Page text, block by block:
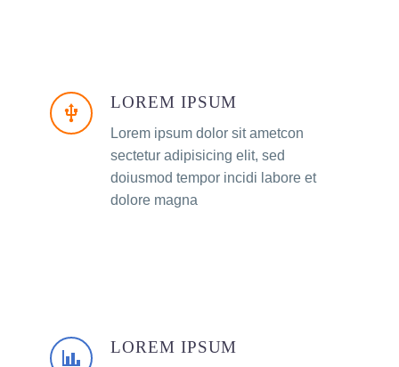
LOREM IPSUM
Lorem ipsum dolor sit ametcon
sectetur adipisicing elit, sed
doiusmod tempor incidi labore et
dolore magna
LOREM IPSUM